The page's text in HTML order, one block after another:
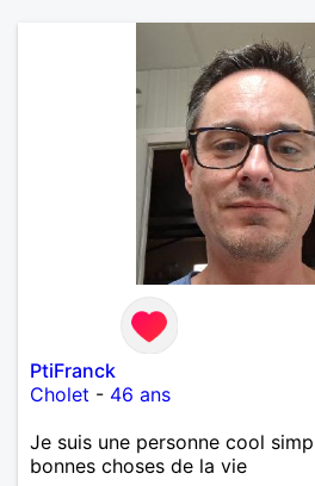
PtiFranck
Cholet - 46 ans
Je suis une personne cool
bonnes choses de la vie